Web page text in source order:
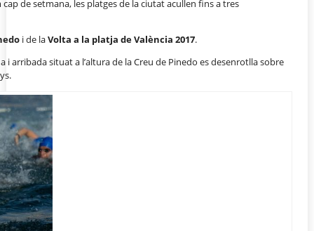
de setmana, les platges de la ciutat acullen fins a tres
i de laVolta a la platja de València 2017.
i arribada situat a l’altura de la Creu de Pinedo es desenrotlla sobre